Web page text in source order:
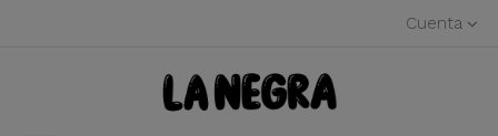
Cuenta